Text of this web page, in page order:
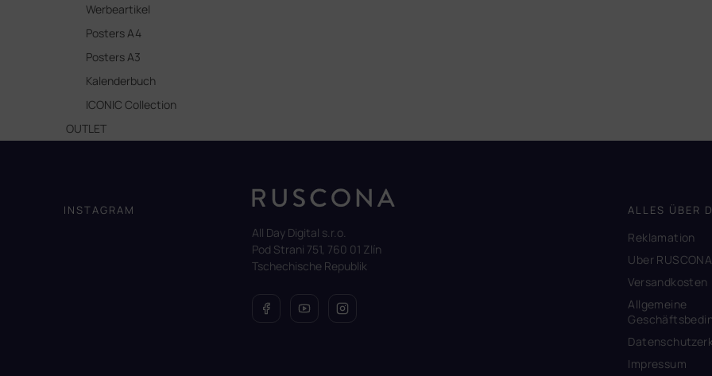
Werbeartikel
Posters A4
Posters A3
Kalenderbuch
ICONIC Collection
OUTLET
e
INSTAGRAM
All Day Digital s.r.o.
Pod Strani 751, 760 01 Zlín
Tschechische Republik
ALLES ÜBER
Reklamation
Uber RUSCONA
Versandkosten
Allgemeine
Impressum